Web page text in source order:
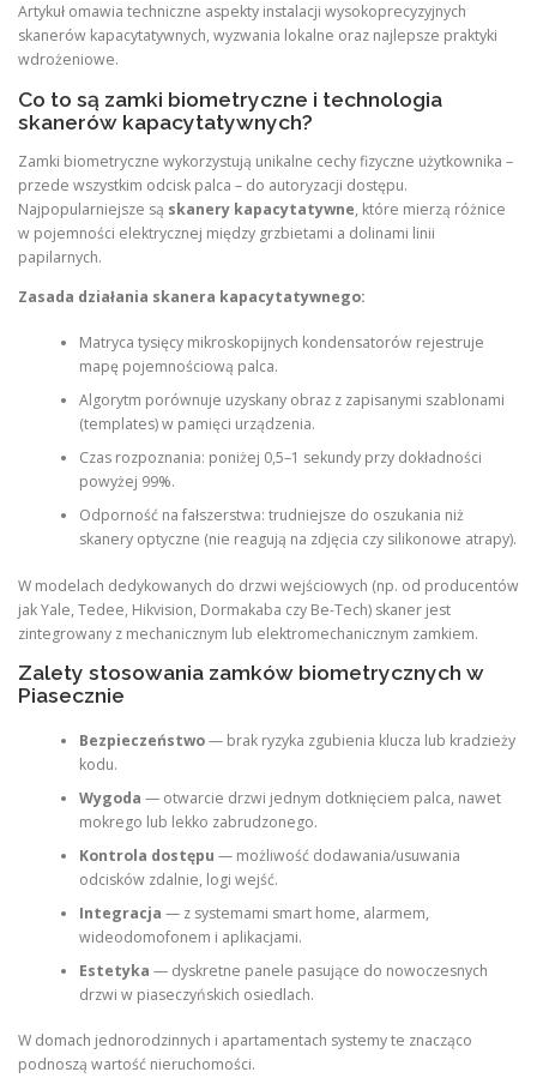
Artykuł omawia techniczne aspekty instalacji wysokoprecyzyjnych
skanerów kapacytatywnych, wyzwania lokalne oraz najlepsze praktyki
wdrożeniowe.
Co to są zamki biometryczne i technologia
skanerów kapacytatywnych?
Zamki biometryczne wykorzystują unikalne cechy fizyczne użytkownika –
przede wszystkim odcisk palca – do autoryzacji dostępu.
Najpopularniejsze są skanery kapacytatywne, które mierzą różnice
w pojemności elektrycznej między grzbietami a dolinami linii
papilarnych.
Zasada działania skanera kapacytatywnego:
Matryca tysięcy mikroskopijnych kondensatorów rejestruje
mapę pojemnościową palca.
Algorytm porównuje uzyskany obraz z zapisanymi szablonami
(templates) w pamięci urządzenia.
Czas rozpoznania: poniżej 0,5–1 sekundy przy dokładności
powyżej 99%.
Odporność na fałszerstwa: trudniejsze do oszukania niż
skanery optyczne (nie reagują na zdjęcia czy silikonowe atrapy).
W modelach dedykowanych do drzwi wejściowych (np. od producentów
jak Yale, Tedee, Hikvision, Dormakaba czy Be-Tech) skaner jest
zintegrowany z mechanicznym lub elektromechanicznym zamkiem.
Zalety stosowania zamków biometrycznych w
Piasecznie
Bezpieczeństwo— brak ryzyka zgubienia klucza lub kradzieży
kodu.
Wygoda — otwarcie drzwi jednym dotknięciem palca, nawet
mokrego lub lekko zabrudzonego.
Kontrola dostępu — możliwość dodawania/usuwania
odcisków zdalnie, logi wejść.
Integracja — z systemami smart home, alarmem,
wideodomofonem i aplikacjami.
Estetyka — dyskretne panele pasujące do nowoczesnych
drzwi w piaseczyńskich osiedlach.
W domach jednorodzinnych i apartamentach systemy te znacząco
podnoszą wartość nieruchomości.